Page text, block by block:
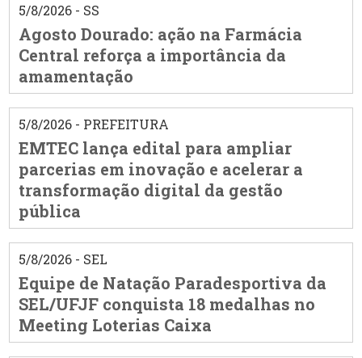
5/8/2026 - SS
Agosto Dourado: ação na Farmácia
Central reforça a importância da
amamentação
5/8/2026 - PREFEITURA
EMTEC lança edital para ampliar
parcerias em inovação e acelerar a
transformação digital da gestão
pública
5/8/2026 - SEL
Equipe de Natação Paradesportiva da
SEL/UFJF conquista 18 medalhas no
Meeting Loterias Caixa